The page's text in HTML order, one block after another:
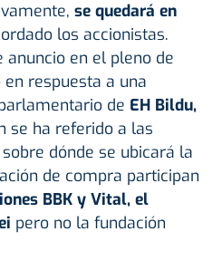
se quedará en
los accionistas.
anuncio en el pleno de
respuesta a una
de EH Bildu,
se ha referido a las
dónde se ubicará la
de compra participan
BBK y Vital, el
pero no la fundación